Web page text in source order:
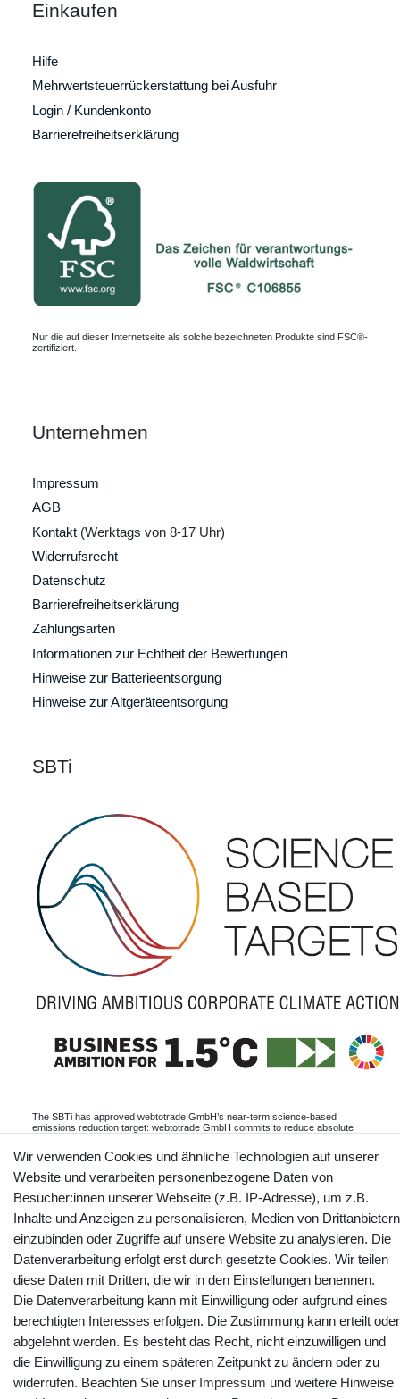
Einkaufen
Hilfe
Mehrwertsteuerrückerstattung bei Ausfuhr
Login / Kundenkonto
Barrierefreiheitserklärung
Nur die auf dieser Internetseite als solche bezeichneten Produkte sind FSC®-
zertifiziert.
Unternehmen
Impressum
AGB
Kontakt (Werktags von 8-17 Uhr)
Widerrufsrecht
Datenschutz
Barrierefreiheitserklärung
Zahlungsarten
Informationen zur Echtheit der Bewertungen
Hinweise zur Batterieentsorgung
Hinweise zur Altgeräteentsorgung
SBTi
The SBTi has approved webtotrade GmbH’s near-term science-based
emissions reduction target: webtotrade GmbH commits to reduce absolute
Informationen
Vertrag widerrufen Kontakt
YouTube Facebook Instagram
Wir verwenden Cookies und ähnliche Technologien auf unserer
Website und verarbeiten personenbezogene Daten von
Besucher:innen unserer Webseite (z.B. IP-Adresse), um z.B.
Inhalte und Anzeigen zu personalisieren, Medien von Drittanbietern
einzubinden oder Zugriffe auf unsere Website zu analysieren. Die
Datenverarbeitung erfolgt erst durch gesetzte Cookies. Wir teilen
diese Daten mit Dritten, die wir in den Einstellungen benennen.
Die Datenverarbeitung kann mit Einwilligung oder aufgrund eines
berechtigten Interesses erfolgen. Die Zustimmung kann erteilt oder
abgelehnt werden. Es besteht das Recht, nicht einzuwilligen und
die Einwilligung zu einem späteren Zeitpunkt zu ändern oder zu
widerrufen. Beachten Sie unser Impressum und weitere Hinweise